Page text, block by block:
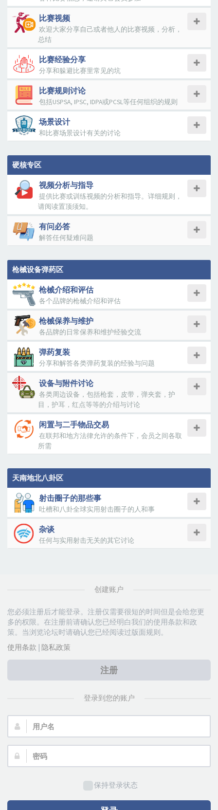
比赛视频
欢迎大家分享自己或者他人的比赛视频，分析，
总结
比赛经验分享
分享和躲避比赛里常见的坑
比赛规则讨论
包括USPSA, IPSC, IDPA或PCSL等任何组织的规则
场景设计
和比赛场景设计有关的讨论
硬核专区
视频分析与指导
提供比赛或训练视频的分析和指导。详细规则，
请阅读置顶须知。
有问必答
解答任何疑难问题
枪械设备弹药区
枪械介绍和评估
各个品牌的枪械介绍和评估
枪械保养与维护
各品牌的日常保养和维护经验交流
弹药复装
分享和解答各类弹药复装的经验与问题
设备与附件讨论
各类周边设备，包括枪套，皮带，弹夹套，护
目，护耳，红点等等的介绍与讨论
闲置与二手物品交易
在联邦和地方法律允许的条件下，会员之间各取
所需
天南地北八卦区
射击圈子的那些事
吐槽和八卦全球实用射击圈子的人和事
杂谈
任何与实用射击无关的其它讨论
创建账户
您必须注册后才能登录。注册仅需要很短的时间但是会给您更
多的权限。在注册前请确认您已经明白我们的使用条款和政
策。当浏览论坛时请确认您已经阅读过版面规则。
使用条款 | 隐私政策
注册
登录到您的账户
户
名：
码：
保持登录状态